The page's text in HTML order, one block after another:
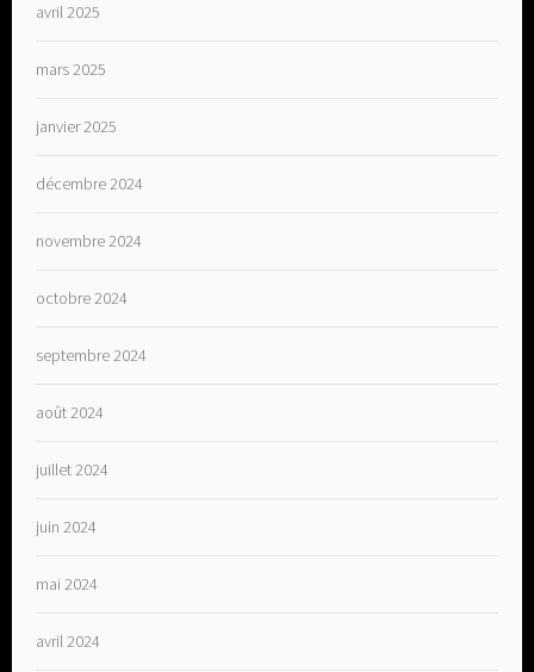
avril 2025
mars 2025
janvier 2025
décembre 2024
novembre 2024
octobre 2024
septembre 2024
août 2024
juillet 2024
juin 2024
mai 2024
avril 2024